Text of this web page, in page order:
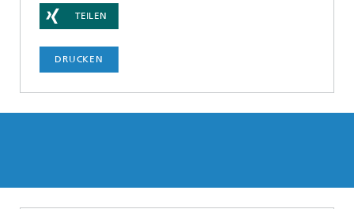
TEILEN
DRUCKEN